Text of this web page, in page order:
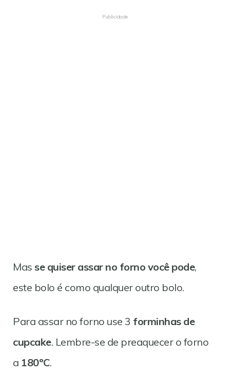
Publicidade
Mas se quiser assar no forno você pode,
este bolo é como qualquer outro bolo.
Para assar no forno use 3 forminhas de
cupcake. Lembre-se de preaquecer o forno
a 180ºC.